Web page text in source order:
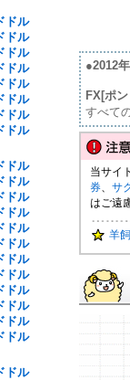
ドル
ドル
ドル
ドル
ドル
ドル
ドル
ドル
ドル
ドル
ドル
ドル
ドル
ドル
ドル
ドル
ドル
ドル
ドル
ドル
ドル
●2012
FX[ポ
すべて
当サイ
券、 サ
はご遠
羊